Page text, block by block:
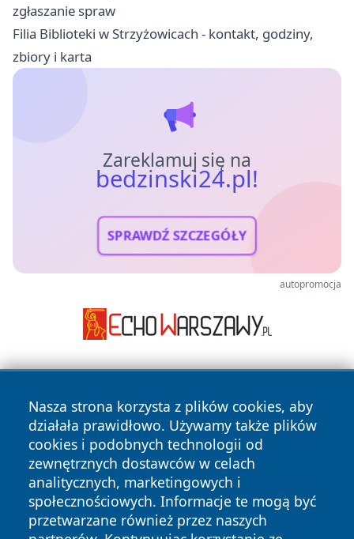
zgłaszanie spraw
Filia Biblioteki w Strzyżowicach - kontakt, godziny,
zbiory i karta
Zareklamuj się na
bedzinski24.pl!
SPRAWDŹ SZCZEGÓŁY
autopromocja
Nasza strona korzysta z plików cookies, aby
działała prawidłowo. Używamy także plików
cookies i podobnych technologii od
zewnętrznych dostawców w celach
analitycznych, marketingowych i
społecznościowych. Informacje te mogą być
przetwarzane również przez naszych
Copyright © 2026 bedzinski24.pl Wszystkie prawa
zastrzeżone.